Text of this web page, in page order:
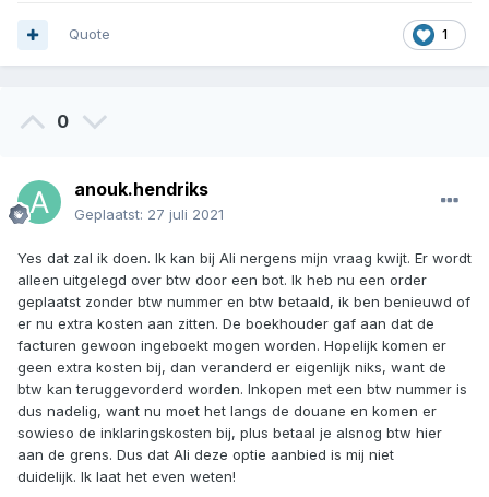
1
Quote
0
anouk.hendriks
Geplaatst: 27 juli 2021
Yes dat zal ik doen. Ik kan bij Ali nergens mijn vraag kwijt. Er wordt
alleen uitgelegd over btw door een bot. Ik heb nu een order
geplaatst zonder btw nummer en btw betaald, ik ben benieuwd of
er nu extra kosten aan zitten. De boekhouder gaf aan dat de
facturen gewoon ingeboekt mogen worden. Hopelijk komen er
geen extra kosten bij, dan veranderd er eigenlijk niks, want de
btw kan teruggevorderd worden. Inkopen met een btw nummer is
dus nadelig, want nu moet het langs de douane en komen er
sowieso de inklaringskosten bij, plus betaal je alsnog btw hier
aan de grens. Dus dat Ali deze optie aanbied is mij niet
duidelijk. Ik laat het even weten!